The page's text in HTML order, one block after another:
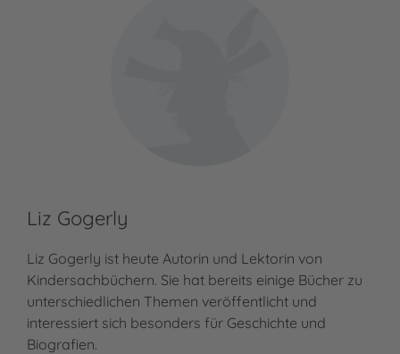
Liz Gogerly
Liz Gogerly ist heute Autorin und Lektorin von
Kindersachbüchern. Sie hat bereits einige Bücher zu
unterschiedlichen Themen veröffentlicht und
interessiert sich besonders für Geschichte und
Biografien.